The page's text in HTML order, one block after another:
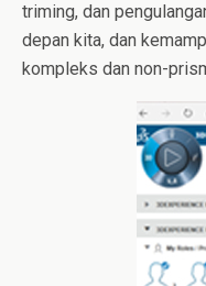
triming, dan
depan kita, dan
kompleks dan non-